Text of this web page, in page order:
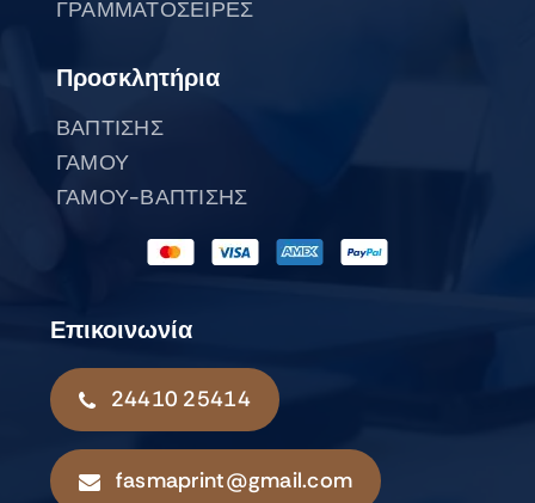
ΓΡΑΜΜΑΤΟΣΕΙΡΕΣ
Προσκλητήρια
ΒΑΠΤΙΣΗΣ
ΓΑΜΟΥ
ΓΑΜΟΥ-ΒΑΠΤΙΣΗΣ
Επικοινωνία
24410 25414
fasmaprint@gmail.com